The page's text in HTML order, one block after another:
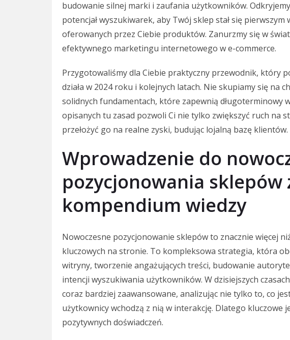
budowanie silnej marki i zaufania użytkowników.
potencjał wyszukiwarek, aby Twój sklep stał się
oferowanych przez Ciebie produktów. Zanurzmy się w
efektywnego marketingu internetowego w e-commerce.
Przygotowaliśmy dla Ciebie praktyczny przewodnik, który
działa w 2024 roku i kolejnych latach. Nie skupiamy się na
solidnych fundamentach, które zapewnią długoterminowy
opisanych tu zasad pozwoli Ci nie tylko zwiększyć ruch na
przełożyć go na realne zyski, budując lojalną bazę klientów.
Wprowadzenie do
pozycjonowania sklepów
kompendium wiedzy
Nowoczesne pozycjonowanie sklepów to znacznie więcej
kluczowych na stronie. To kompleksowa strategia, która
witryny, tworzenie angażujących treści, budowanie
intencji wyszukiwania użytkowników. W dzisiejszych
coraz bardziej zaawansowane, analizując nie tylko to, co
użytkownicy wchodzą z nią w interakcję. Dlatego kluczowe
pozytywnych doświadczeń.